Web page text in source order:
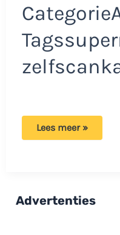
Renske
kwam
op
Lees meer »
Advertenties